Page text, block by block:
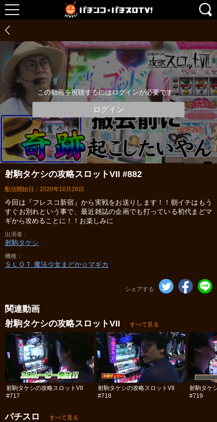
この動画を視聴するにはログインが必要です。
ログイン
射駒タケシの攻略スロットVII #882
配信開始日：2020年10月26日
今回は『フレスコ新宿』から実戦をお送りします！！朝イチはもう
すぐお別れという事で、最近雑誌の企画でも打っている初代まどマ
ギから攻めることに！！お楽しみに
出演者
射駒タケシ
機種
ＳＬＯＴ 魔法少女まどか☆マギカ
シェアする
関連動画
射駒タケシの攻略スロットVII
すべて見る
射駒タケシの攻略スロットVII
#717
射駒タケシの攻略スロットVII
#718
射駒タケ
#719
パチスロ すべて見る